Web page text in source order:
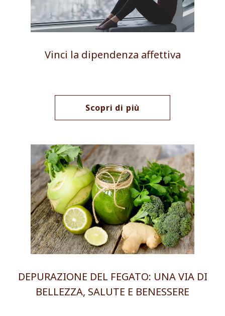
Vinci la dipendenza affettiva
Scopri di più
DEPURAZIONE DEL FEGATO: UNA VIA DI
BELLEZZA, SALUTE E BENESSERE